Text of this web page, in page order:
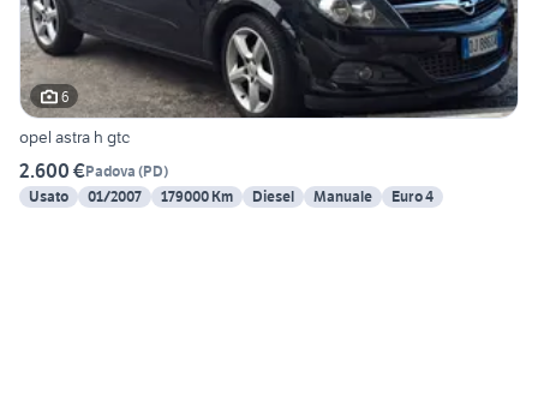
6
opel astra h gtc
2.600 €Padova (PD)
Usato
01/2007 179000 Km Diesel Manuale Euro 4